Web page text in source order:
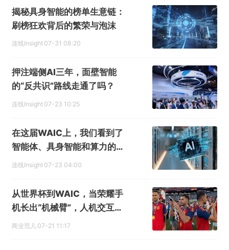
揭秘具身智能的榜单生意链：
刷榜狂欢背后的繁荣与泡沫
连线Insight 07-31 08:20
押注端侧AI三年，面壁智能
的“反共识”路线走通了吗？
连线Insight 07-23 10:25
在这届WAIC上，我们看到了
智能体、具身智能和算力的三
大拐点
连线Insight 07-23 04:00
从世界杯到WAIC，当荣耀手
机长出“机械臂”，人机交互将
走向何处？
商业范儿 07-21 11:17